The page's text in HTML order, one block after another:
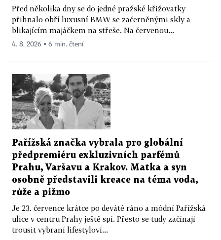
Před několika dny se do jedné pražské křižovatky
přihnalo obří luxusní BMW se začerněnými skly a
blikajícím majáčkem na střeše. Na červenou...
4. 8. 2026 ▪ 6 min. čtení
Pařížská značka vybrala pro globální
předpremiéru exkluzivních parfémů
Prahu, Varšavu a Krakov. Matka a syn
osobně představili kreace na téma voda,
růže a pižmo
Je 23. července krátce po deváté ráno a módní Pařížská
ulice v centru Prahy ještě spí. Přesto se tudy začínají
trousit vybraní lifestyloví...